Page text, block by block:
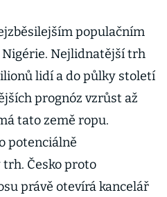
populačním
Nigérie. Nejlidnatější trh
lidí a do půlky století
prognóz vzrůst až
tato země ropu.
potenciálně
Česko proto
právě otevírá kancelář